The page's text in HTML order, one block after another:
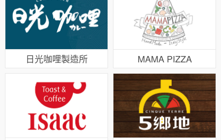
日光咖哩製造所 MAMA PIZZA